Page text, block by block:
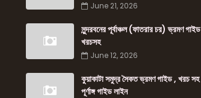
June 21, 2026
সুন্দরবনের পূর্বাঞ্চল (ফাতরার চর) ভ্রমণ গাইড
খরচসহ
June 12, 2026
কুয়াকাটা সমুদ্র সৈকত ভ্রমণ গাইড , খরচ সহ
পূর্ণাঙ্গ গাইড লাইন